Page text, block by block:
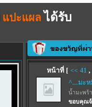
แปะแผล ได้รับ
หน้าที่ [ << 41 ,
^...มะ
น้ำมะพร้
ขอบคุณ